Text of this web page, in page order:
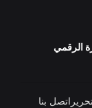
الرقمي
اتصل بنا